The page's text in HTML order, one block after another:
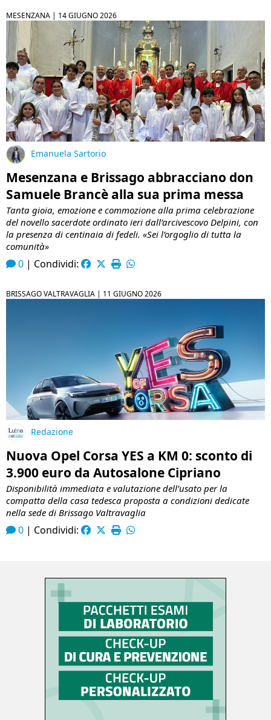
MESENZANA | 14 GIUGNO 2026
Emanuela Sartorio
Mesenzana e Brissago abbracciano don
Samuele Brancè alla sua prima messa
Tanta gioia, emozione e commozione alla prima celebrazione
del novello sacerdote ordinato ieri dall’arcivescovo Delpini, con
la presenza di centinaia di fedeli. «Sei l’orgoglio di tutta la
comunità»
0 | Condividi:
BRISSAGO VALTRAVAGLIA | 11 GIUGNO 2026
Redazione
Nuova Opel Corsa YES a KM 0: sconto di
3.900 euro da Autosalone Cipriano
Disponibilità immediata e valutazione dell’usato per la
compatta della casa tedesca proposta a condizioni dedicate
nella sede di Brissago Valtravaglia
0 | Condividi: